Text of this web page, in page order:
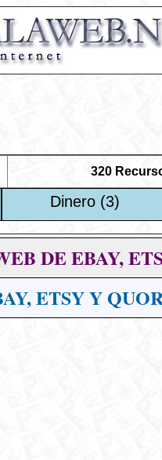
320
Dinero (3)
DE EBAY,
ETSY Y